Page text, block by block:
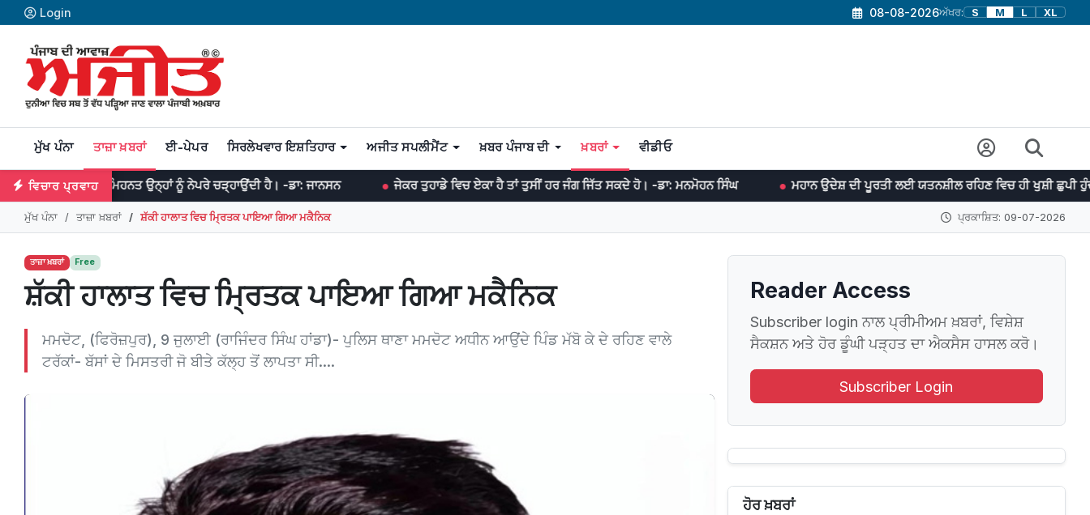
Login 08-08-2026ਅੱਖਰ: S M L XL
ਮੁੱਖ ਪੰਨਾ ਤਾਜ਼ਾ ਖ਼ਬਰਾਂ ਈ-ਪੇਪਰ ਸਿਰਲੇਖਵਾਰ ਇਸ਼ਤਿਹਾਰ ਅਜੀਤ ਸਪਲੀਮੈਂਟ ਖ਼ਬਰ ਪੰਜਾਬ ਦੀ ਖ਼ਬਰਾਂ ਵੀਡੀਓ
ਵਿਚਾਰ ਪ੍ਰਵਾਹ
ਤੇ ਮਿਹਨਤ ਉਨ੍ਹਾਂ ਨੂੰ ਨੇਪਰੇ ਚੜ੍ਹਾਉਂਦੀ ਹੈ। -ਡਾ: ਜਾਨਸਨ ਜੇਕਰ ਤੁਹਾਡੇ ਵਿਚ ਏਕਾ ਹੈ ਤਾਂ ਤੁਸੀਂ ਹਰ ਜੰਗ ਜਿੱਤ ਸਕਦੇ ਹੋ। -ਡਾ: ਮਨਮੋਹਨ ਸਿੰਘ ਮਹਾਨ ਉਦੇਸ਼ ਦੀ ਪੂਰਤੀ ਲਈ ਯਤਨਸ਼ੀਲ ਰਹਿਣ ਵਿਚ ਹੀ ਖੁਸ਼ੀ ਛੁਪੀ ਹੁੰਦੀ ਹੈ। -ਜਵਾਹਰ
ਮੁੱਖ ਪੰਨਾ ਤਾਜ਼ਾ ਖ਼ਬਰਾਂ ਸ਼ੱਕੀ ਹਾਲਾਤ ਵਿਚ ਮ੍ਰਿਤਕ ਪਾਇਆ ਗਿਆ ਮਕੈਨਿਕ ਪ੍ਰਕਾਸ਼ਿਤ: 09-07-2026
ਤਾਜ਼ਾ ਖ਼ਬਰਾਂ Free
ਸ਼ੱਕੀ ਹਾਲਾਤ ਵਿਚ ਮ੍ਰਿਤਕ ਪਾਇਆ ਗਿਆ ਮਕੈਨਿਕ
ਮਮਦੋਟ, (ਫਿਰੋਜ਼ਪੁਰ), 9 ਜੁਲਾਈ (ਰਾਜਿੰਦਰ ਸਿੰਘ ਹਾਂਡਾ)- ਪੁਲਿਸ ਥਾਣਾ ਮਮਦੋਟ ਅਧੀਨ ਆਉਂਦੇ ਪਿੰਡ ਮੱਬੋ ਕੇ ਦੇ ਰਹਿਣ ਵਾਲੇ
ਟਰੱਕਾਂ- ਬੱਸਾਂ ਦੇ ਮਿਸਤਰੀ ਜੋ ਬੀਤੇ ਕੱਲ੍ਹ ਤੋਂ ਲਾਪਤਾ ਸੀ....
Reader Access
Subscriber login ਨਾਲ ਪ੍ਰੀਮੀਅਮ ਖ਼ਬਰਾਂ, ਵਿਸ਼ੇਸ਼
ਸੈਕਸ਼ਨ ਅਤੇ ਹੋਰ ਡੂੰਘੀ ਪੜ੍ਹਤ ਦਾ ਐਕਸੈਸ ਹਾਸਲ ਕਰੋ।
Subscriber Login
ਹੋਰ ਖ਼ਬਰਾਂ